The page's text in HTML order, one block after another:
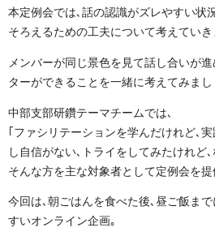
本定例会では､話の認識がズレやすい状
そろえるための工夫について考えていき
メンバーが同じ景色を見て話し合いが
ターができることを一緒に考えてみまし
中部支部研鑽テーマチームでは､
｢ファシリテーションを学んだけれど､
し自信がない､トライをしてみたけれど
そんな方を主な対象者として定例会を提
今回は､朝ごはんを食べた後､昼ご飯ま
すいオンライン企画｡